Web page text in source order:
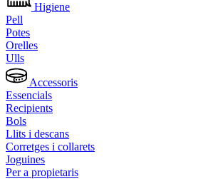
Higiene
Pell
Potes
Orelles
Ulls
Accessoris
Essencials
Recipients
Bols
Llits i descans
Corretges i collarets
Joguines
Per a propietaris